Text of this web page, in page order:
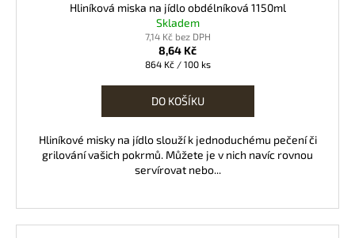
Hliníková miska na jídlo obdélníková 1150ml
Skladem
7,14 Kč bez DPH
8,64 Kč
Měrná
864 Kč / 100 ks
DO KOŠÍKU
Hliníkové misky na jídlo slouží k jednoduchému pečení či
grilování vašich pokrmů. Můžete je v nich navíc rovnou
servírovat nebo...